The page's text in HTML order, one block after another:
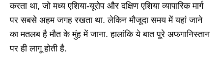
करता था, जो मध्य एशिया-यूरोप और दक्षिण एशिया व्यापारिक मार्ग
पर सबसे अहम जगह रखता था. लेकिन मौजूदा समय में यहां जाने
का मतलब है मौत के मुंह में जाना. हालांकि ये बात पूरे अफगानिस्तान
पर ही लागू होती है.